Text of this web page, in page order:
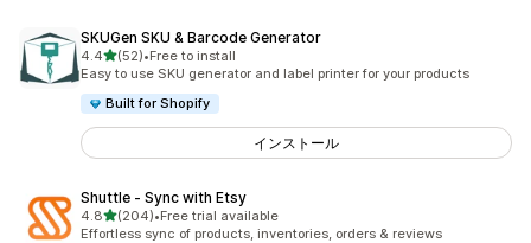
SKUGen SKU & Barcode Generator
4.45つ星中
(52)
合計レビュー数：52件
•Free to install
Easy to use SKU generator and label printer for your products
Built for Shopify
インストール
Shuttle ‑ Sync with Etsy
4.85つ星中
(204)
合計レビュー数：204件
•Free trial available
Effortless sync of products, inventories, orders & reviews